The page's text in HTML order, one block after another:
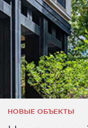
НОВЫЕ ОБЪЕКТЫ